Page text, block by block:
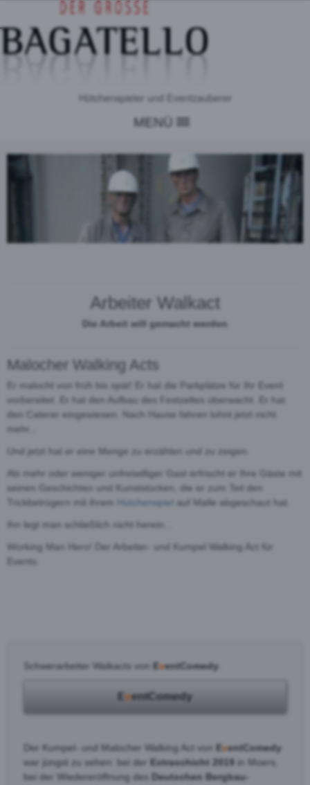
Hütchenspieler und Eventzauberer
MENÜ
Arbeiter Walkact
Die Arbeit will gemacht werden
Malocher Walking Acts
Er malocht von früh bis spät! Er hat die Parkplätze für Ihr Event
vorbereitet. Er hat den Aufbau des Festzeltes überwacht. Er hat
den Caterer eingewiesen. Nach Hause fahren lohnt jetzt nicht
mehr...
Und jetzt hat er eine Menge zu erzählen und zu zeigen.
Als mehr oder weniger unfreiwilliger Gast erfrischt er Ihre Gäste mit
seinen Geschichten und Kunststücken, die er zum Teil den
Trickbetrügern mit ihrem
Hütchenspiel
auf Malle abgeschaut hat.
Ihn legt man schließlich nicht herein...
Working Man Hero! Der Arbeiter- und Kumpel Walking Act für
Events.
Schwerarbeiter Walkacts von EventComedy
ventComedy
Der Kumpel- und Malocher Walking Act von EventComedy
war jüngst zu sehen: bei der Extraschicht 2019 in Moers,
bei der Wiedereröffnung des
Deutschen Bergbau-